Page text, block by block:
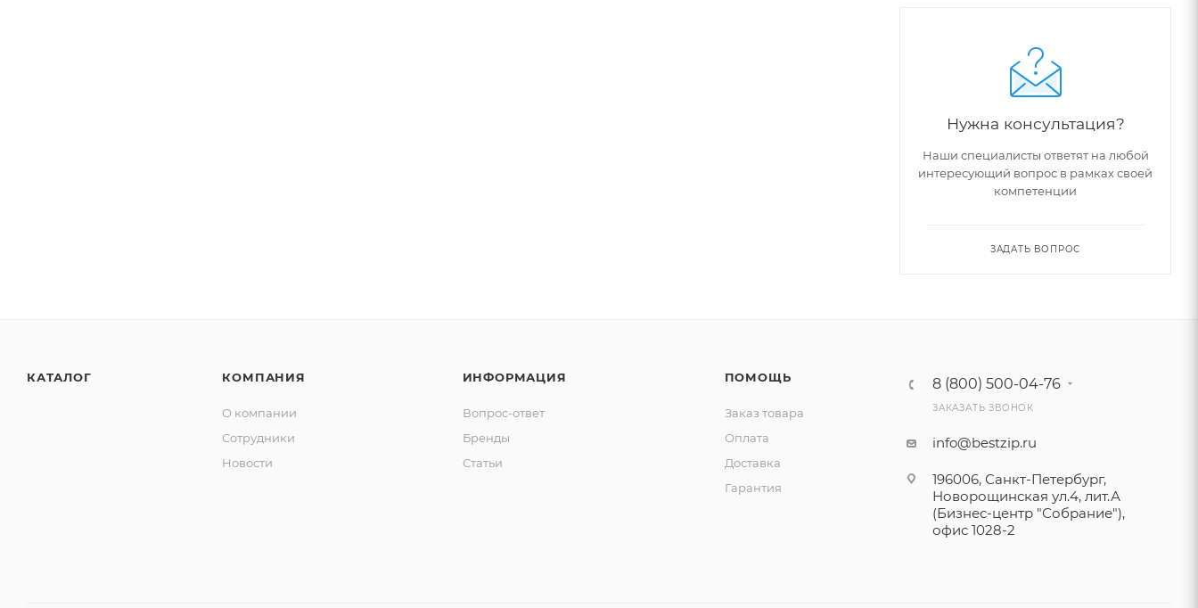
Нужна консультация?
Наши специалисты ответят на любой
интересующий вопрос в рамках своей
компетенции
ЗАДАТЬ ВОПРОС
КАТАЛОГ КОМПАНИЯ
О компании
Сотрудники
Новости
ИНФОРМАЦИЯ
Вопрос-ответ
Бренды
Статьи
ПОМОЩЬ
Заказ товара
Оплата
Доставка
Гарантия
8 (800) 500-04-76
ЗАКАЗАТЬ ЗВОНОК
info@bestzip.ru
196006, Санкт-Петербург,
Новорощинская ул.4, лит.А
(Бизнес-центр "Собрание"),
офис 1028-2